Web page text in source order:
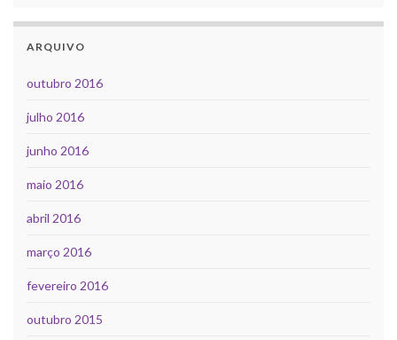
ARQUIVO
outubro 2016
julho 2016
junho 2016
maio 2016
abril 2016
março 2016
fevereiro 2016
outubro 2015